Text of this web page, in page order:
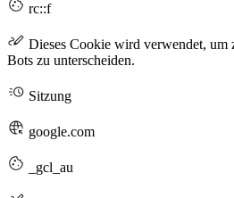
rc::f
Dieses Cookie wird verwendet, um
Bots zu unterscheiden.
Sitzung
google.com
_gcl_au